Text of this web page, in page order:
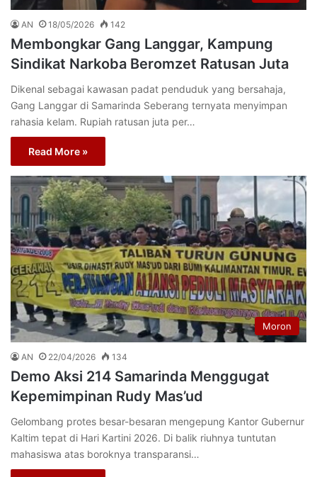
AN 18/05/2026 142
Membongkar Gang Langgar, Kampung
Sindikat Narkoba Beromzet Ratusan Juta
Dikenal sebagai kawasan padat penduduk yang bersahaja,
Gang Langgar di Samarinda Seberang ternyata menyimpan
rahasia kelam. Rupiah ratusan juta per…
Read More »
Moron
AN 22/04/2026 134
Demo Aksi 214 Samarinda Menggugat
Kepemimpinan Rudy Mas’ud
Gelombang protes besar-besaran mengepung Kantor Gubernur
Kaltim tepat di Hari Kartini 2026. Di balik riuhnya tuntutan
mahasiswa atas boroknya transparansi…